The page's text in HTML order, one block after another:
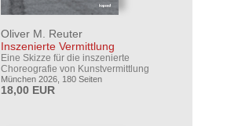
Oliver M. Reuter
Inszenierte Vermittlung
Eine Skizze für die inszenierte
Choreografie von Kunstvermittlung
München 2026, 180 Seiten
18,00 EUR